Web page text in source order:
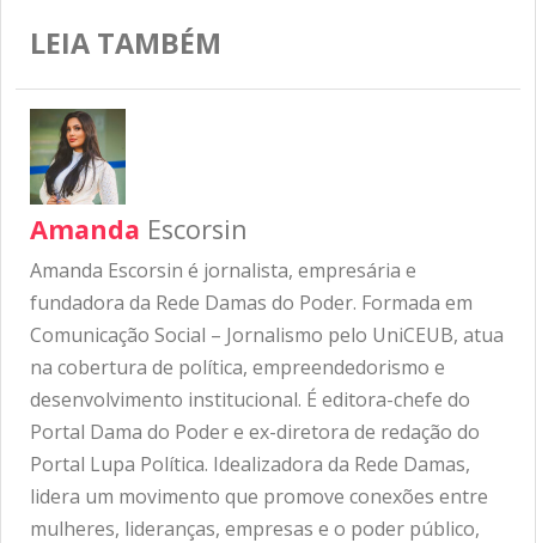
LEIA TAMBÉM
Amanda Escorsin
Amanda Escorsin é jornalista, empresária e
fundadora da Rede Damas do Poder. Formada em
Comunicação Social – Jornalismo pelo UniCEUB, atua
na cobertura de política, empreendedorismo e
desenvolvimento institucional. É editora-chefe do
Portal Dama do Poder e ex-diretora de redação do
Portal Lupa Política. Idealizadora da Rede Damas,
lidera um movimento que promove conexões entre
mulheres, lideranças, empresas e o poder público,